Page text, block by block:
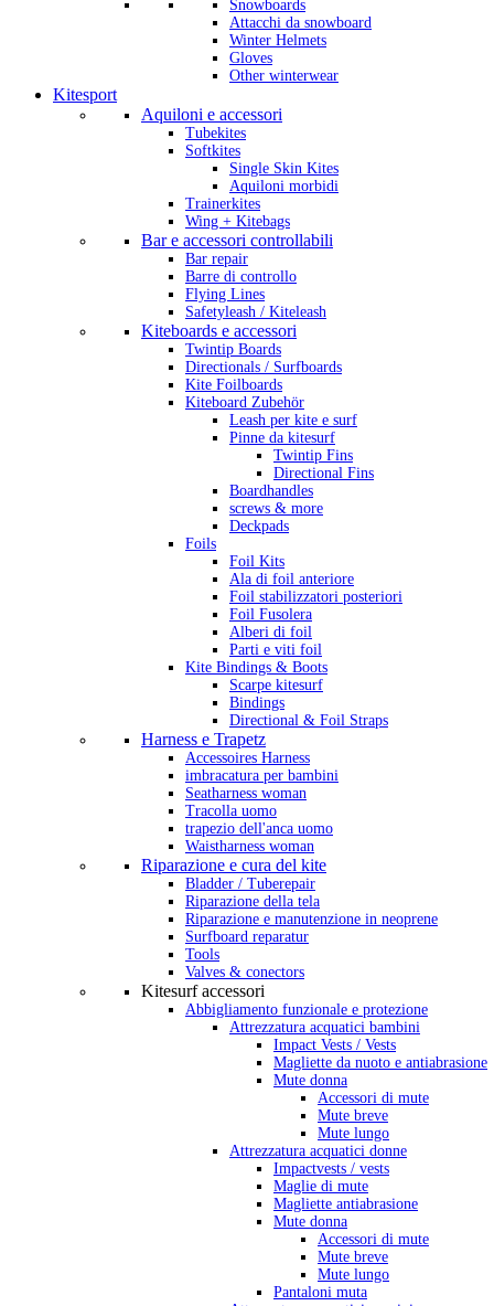
Snowboards
Attacchi da snowboard
Winter Helmets
Gloves
Other winterwear
Kitesport
Aquiloni e accessori
Tubekites
Softkites
Single Skin Kites
Aquiloni morbidi
Trainerkites
Wing + Kitebags
Bar e accessori controllabili
Bar repair
Barre di controllo
Flying Lines
Safetyleash / Kiteleash
Kiteboards e accessori
Twintip Boards
Directionals / Surfboards
Kite Foilboards
Kiteboard Zubehör
Leash per kite e surf
Pinne da kitesurf
Twintip Fins
Directional Fins
Boardhandles
screws & more
Deckpads
Foils
Foil Kits
Ala di foil anteriore
Foil stabilizzatori posteriori
Foil Fusolera
Alberi di foil
Parti e viti foil
Kite Bindings & Boots
Scarpe kitesurf
Bindings
Directional & Foil Straps
Harness e Trapetz
Accessoires Harness
imbracatura per bambini
Seatharness woman
Tracolla uomo
trapezio dell'anca uomo
Waistharness woman
Riparazione e cura del kite
Bladder / Tuberepair
Riparazione della tela
Riparazione e manutenzione in neoprene
Surfboard reparatur
Tools
Valves & conectors
Kitesurf accessori
Abbigliamento funzionale e protezione
Attrezzatura acquatici bambini
Impact Vests / Vests
Magliette da nuoto e antiabrasione
Mute donna
Accessori di mute
Mute breve
Mute lungo
Attrezzatura acquatici donne
Impactvests / vests
Maglie di mute
Magliette antiabrasione
Mute donna
Accessori di mute
Mute breve
Mute lungo
Pantaloni muta